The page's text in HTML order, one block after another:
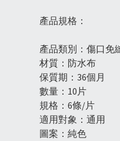
產品規格：
產品類別：傷口免
材質：防水布
保質期：36個月
數量：10片
規格：6條/片
適用對象：通用
圖案：純色